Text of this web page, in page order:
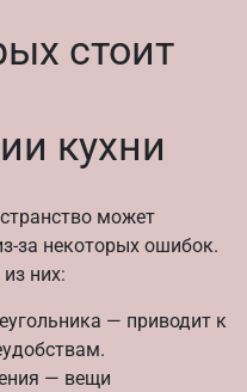
стоит
кухни
может
за некоторых ошибок.
них:
— приводит к
— вещи